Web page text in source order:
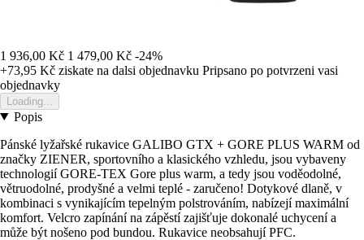
1 936,00 Kč 1 479,00 Kč -24%
+73,95 Kč ziskate na dalsi objednavku Pripsano po potvrzeni vasi
objednavky
Loading...
Popis
Pánské lyžařské rukavice GALIBO GTX + GORE PLUS WARM od
značky ZIENER, sportovního a klasického vzhledu, jsou vybaveny
technologií GORE-TEX Gore plus warm, a tedy jsou voděodolné,
větruodolné, prodyšné a velmi teplé - zaručeno! Dotykové dlaně, v
kombinaci s vynikajícím tepelným polstrováním, nabízejí maximální
komfort. Velcro zapínání na zápěstí zajišťuje dokonalé uchycení a
může být nošeno pod bundou. Rukavice neobsahují PFC.